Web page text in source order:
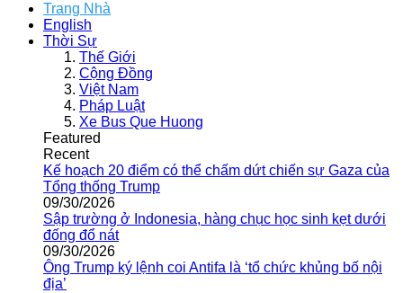
Trang Nhà
English
Thời Sự
Thế Giới
Cộng Đồng
Việt Nam
Pháp Luật
Xe Bus Que Huong
Featured
Recent
Kế hoạch 20 điểm có thể chấm dứt chiến sự Gaza của
Tổng thống Trump
09/30/2026
Sập trường ở Indonesia, hàng chục học sinh kẹt dưới
đống đổ nát
09/30/2026
Ông Trump ký lệnh coi Antifa là ‘tổ chức khủng bố nội
địa’